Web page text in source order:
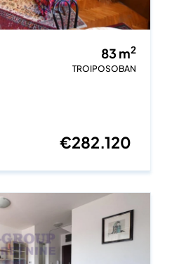
83 m2
TROIPOSOBAN
€282.120